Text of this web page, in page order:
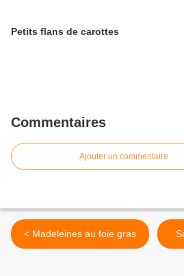
Petits flans de carottes
Commentaires
Ajouter un commentaire
< Madeleines au foie gras